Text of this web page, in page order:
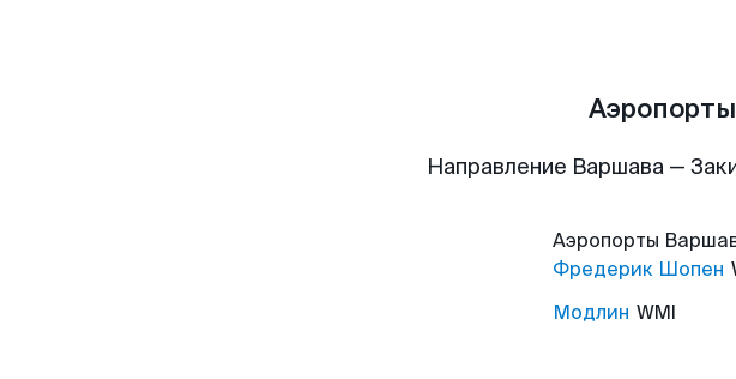
Направление Варшава —
Аэропорты
Фредерик Шопен
Модлин WMI